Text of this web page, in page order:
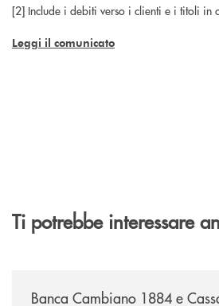
[2] Include i debiti verso i clienti e i titoli in
Leggi il comunicato
Ti potrebbe interessare
Banca Cambiano 1884 e